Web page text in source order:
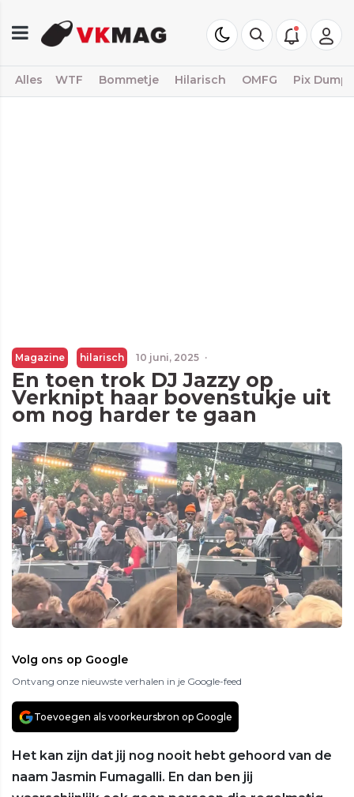
Alles WTF Bommetje Hilarisch OMFG Pix Dump
Magazine hilarisch 10 juni, 2025 ·
En toen trok DJ Jazzy op
Verknipt haar bovenstukje uit
om nog harder te gaan
Volg ons op Google
Ontvang onze nieuwste verhalen in je Google-feed
Toevoegen als voorkeursbron op Google
Het kan zijn dat jij nog nooit hebt gehoord van de
naam Jasmin Fumagalli. En dan ben jij